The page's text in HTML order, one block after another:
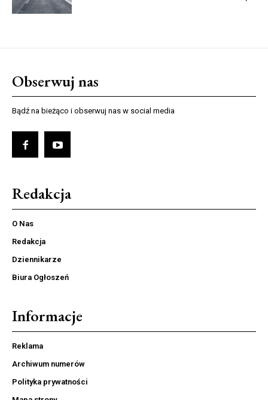
Obserwuj nas
Bądź na bieżąco i obserwuj nas w social media
Redakcja
O Nas
Redakcja
Dziennikarze
Biura Ogłoszeń
Informacje
Reklama
Archiwum numerów
Polityka prywatności